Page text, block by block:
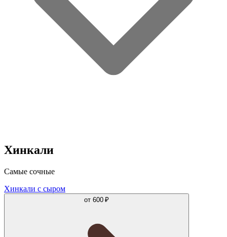
Хинкали
Самые сочные
Хинкали с сыром
от 600 ₽